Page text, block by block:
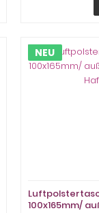
NEU
100x165mm/